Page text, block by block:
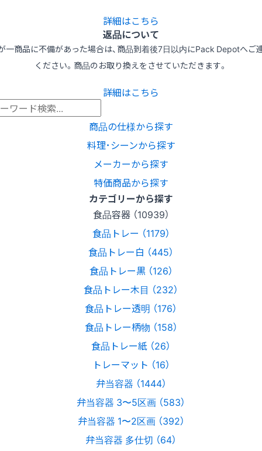
詳細はこちら
返品について
一商品に不備があった場合は、商品到着後7日以内にPack Depotへご
ください。商品のお取り換えをさせていただきます。
詳細はこちら
商品の仕様から探す
料理･シーンから探す
メーカーから探す
特価商品から探す
カテゴリーから探す
食品容器 （10939）
食品トレー （1179）
食品トレー白 （445）
食品トレー黒 （126）
食品トレー木目 （232）
食品トレー透明 （176）
食品トレー柄物 （158）
食品トレー紙 （26）
トレーマット （16）
弁当容器 （1444）
弁当容器 3〜5区画 （583）
弁当容器 1〜2区画 （392）
弁当容器 多仕切 （64）